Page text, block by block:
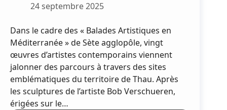
24 septembre 2025
Dans le cadre des « Balades Artistiques en
Méditerranée » de Sète agglopôle, vingt
œuvres d’artistes contemporains viennent
jalonner des parcours à travers des sites
emblématiques du territoire de Thau. Après
les sculptures de l’artiste Bob Verschueren,
érigées sur le…